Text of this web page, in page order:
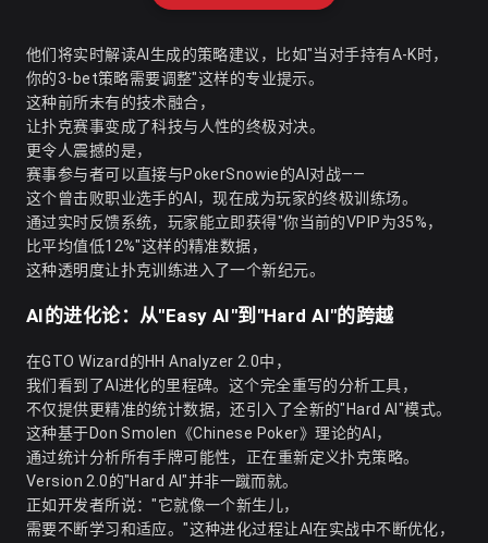
他们将实时解读AI生成的策略建议，比如"当对手持有A-K时，
你的3-bet策略需要调整"这样的专业提示。
这种前所未有的技术融合，
让扑克赛事变成了科技与人性的终极对决。
更令人震撼的是，
赛事参与者可以直接与PokerSnowie的AI对战——
这个曾击败职业选手的AI，现在成为玩家的终极训练场。
通过实时反馈系统，玩家能立即获得"你当前的VPIP为35%，
比平均值低12%"这样的精准数据，
这种透明度让扑克训练进入了一个新纪元。
AI的进化论：从"Easy AI"到"Hard AI"的跨越
在GTO Wizard的HH Analyzer 2.0中，
我们看到了AI进化的里程碑。这个完全重写的分析工具，
不仅提供更精准的统计数据，还引入了全新的"Hard AI"模式。
这种基于Don Smolen《Chinese Poker》理论的AI，
通过统计分析所有手牌可能性，正在重新定义扑克策略。
Version 2.0的"Hard AI"并非一蹴而就。
正如开发者所说："它就像一个新生儿，
需要不断学习和适应。"这种进化过程让AI在实战中不断优化，